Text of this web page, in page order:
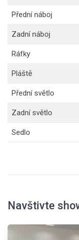
Přední náboj
Zadní náboj
Ráfky
Pláště
Přední světlo
Zadní světlo
Sedlo
Navštivte